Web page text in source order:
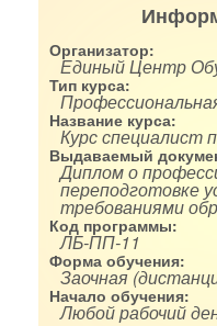
Организатор:
Единый Центр
Тип курса:
Название курса:
Курс специалист
Выдаваемый
Диплом о
переподготовке
требованиями
Код программы:
ЛБ-ПП-11
Форма обучения:
Заочная
Начало обучения:
Любой рабочий